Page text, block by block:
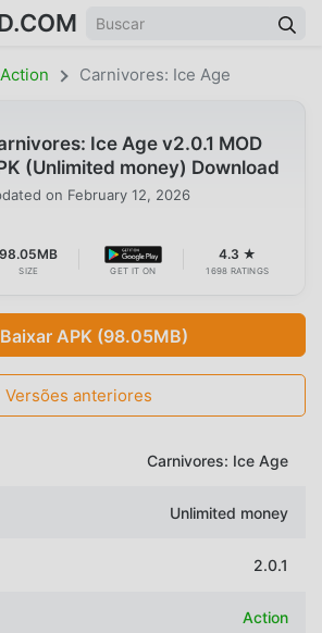
Action Carnivores: Ice Age
Ice Age v2.0.1 MOD
(Unlimited money) Download
on February 12, 2026
98.05MB
SIZE GET IT ON
4.3 ★
1698 RATINGS
Baixar APK (98.05MB)
Versões anteriores
Carnivores: Ice Age
Unlimited money
2.0.1
Action